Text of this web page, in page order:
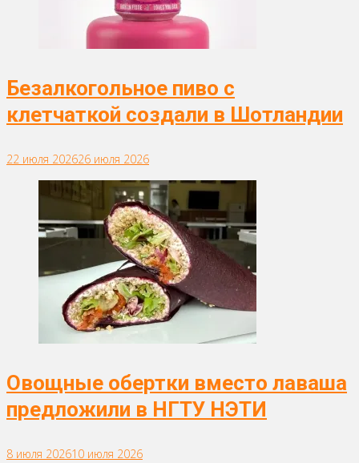
Безалкогольное пиво с
клетчаткой создали в Шотландии
22 июля 202626 июля 2026
Овощные обертки вместо лаваша
предложили в НГТУ НЭТИ
8 июля 202610 июля 2026